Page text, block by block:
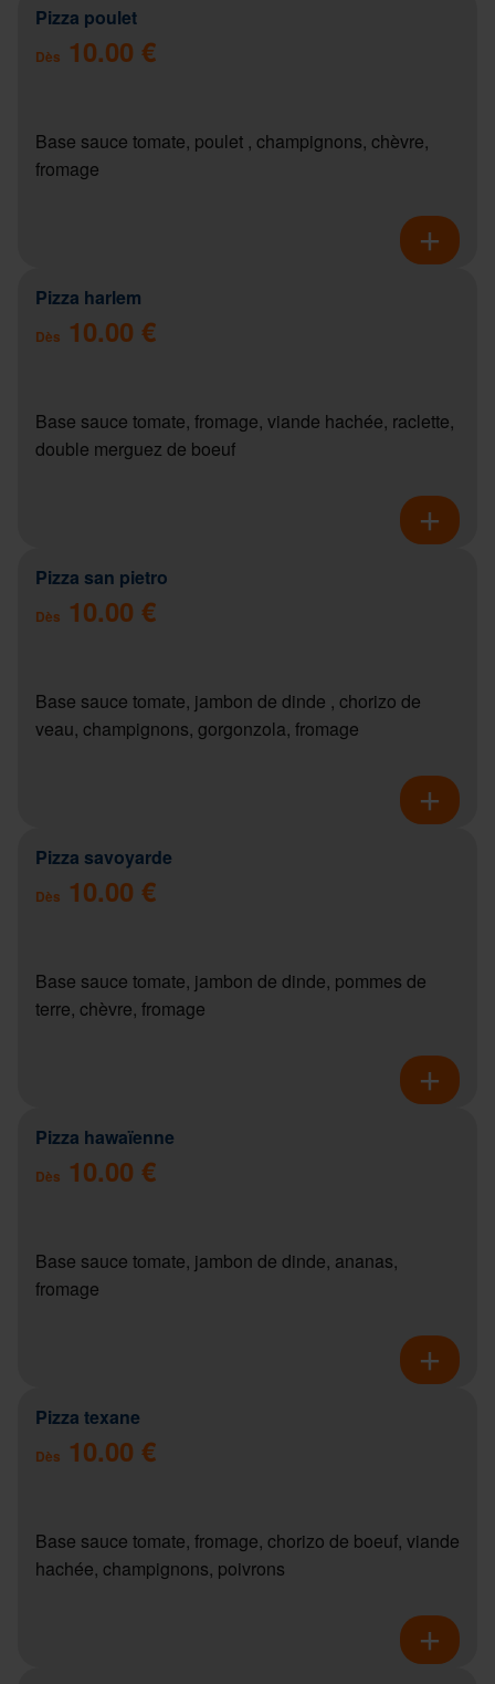
Pizza poulet
Dès 10.00 €
Base sauce tomate, poulet , champignons, chèvre,
fromage
Pizza harlem
Dès 10.00 €
Base sauce tomate, fromage, viande hachée, raclette,
double merguez de boeuf
Pizza san pietro
Dès 10.00 €
Base sauce tomate, jambon de dinde , chorizo de
veau, champignons, gorgonzola, fromage
Pizza savoyarde
Dès 10.00 €
Base sauce tomate, jambon de dinde, pommes de
terre, chèvre, fromage
Pizza hawaïenne
Dès 10.00 €
Base sauce tomate, jambon de dinde, ananas,
fromage
Pizza texane
Dès 10.00 €
Base sauce tomate, fromage, chorizo de boeuf, viande
hachée, champignons, poivrons